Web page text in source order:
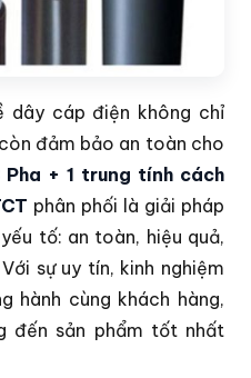
dây cáp điện không chỉ
đảm bảo an toàn cho
Pha + 1 trung tính cách
phân phối là giải pháp
tố: an toàn, hiệu quả,
sự uy tín, kinh nghiệm
hành cùng khách hàng,
đến sản phẩm tốt nhất